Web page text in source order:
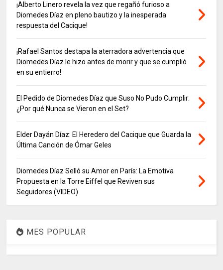
¡Alberto Linero revela la vez que regañó furioso a
Diomedes Díaz en pleno bautizo y la inesperada
respuesta del Cacique!
¡Rafael Santos destapa la aterradora advertencia que
Diomedes Díaz le hizo antes de morir y que se cumplió
en su entierro!
El Pedido de Diomedes Díaz que Suso No Pudo Cumplir:
¿Por qué Nunca se Vieron en el Set?
Elder Dayán Díaz: El Heredero del Cacique que Guarda la
Última Canción de Ómar Geles
Diomedes Díaz Selló su Amor en París: La Emotiva
Propuesta en la Torre Eiffel que Reviven sus
Seguidores (VIDEO)
MES POPULAR